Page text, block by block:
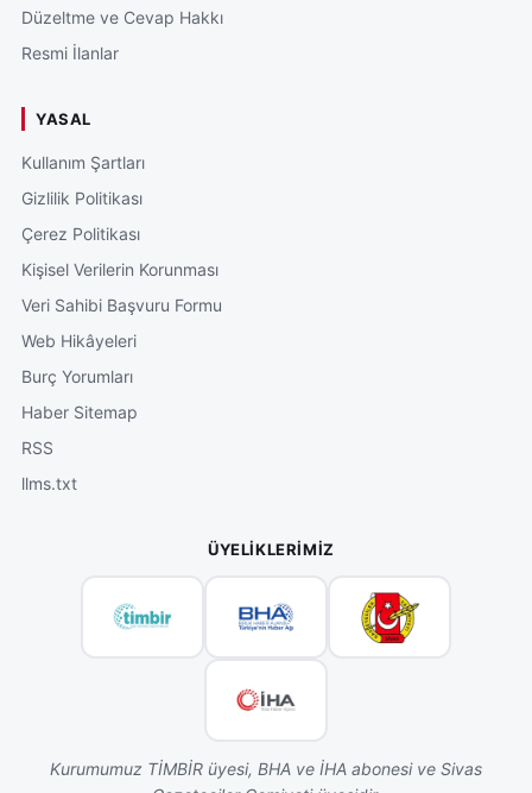
Düzeltme ve Cevap Hakkı
Resmi İlanlar
YASAL
Kullanım Şartları
Gizlilik Politikası
Çerez Politikası
Kişisel Verilerin Korunması
Veri Sahibi Başvuru Formu
Web Hikâyeleri
Burç Yorumları
Haber Sitemap
RSS
llms.txt
ÜYELIKLERIMIZ
Kurumumuz TİMBİR üyesi, BHA ve İHA abonesi ve Sivas